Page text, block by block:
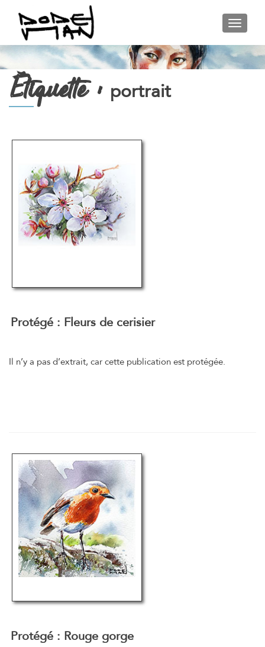
Étiquette : portrait
Protégé : Fleurs de cerisier
Il n’y a pas d’extrait, car cette publication est protégée.
Protégé : Rouge gorge